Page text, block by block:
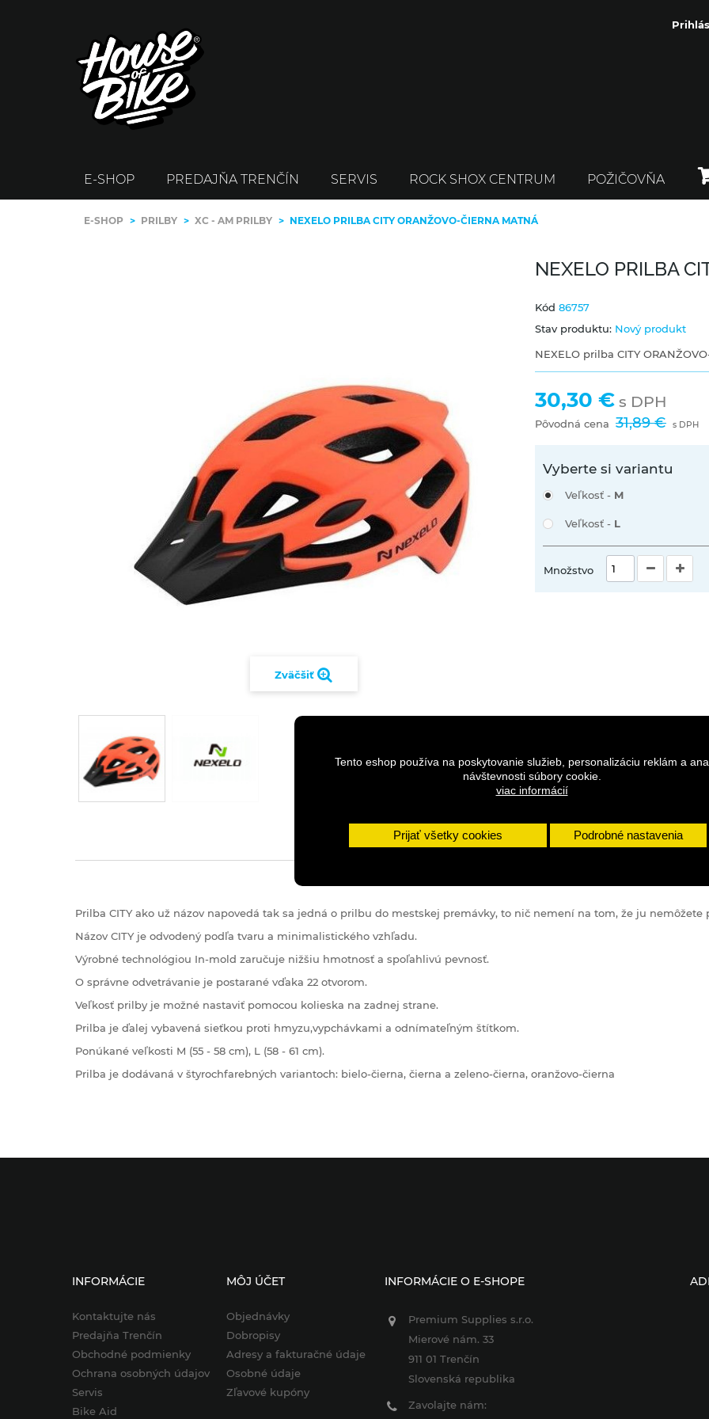
Tento eshop používa na poskytovanie služieb, personalizáciu reklám a
návštevnosti súbory cookie.
viac informácií
Prijať všetky cookies Podrobné nastavenia
E-SHOP PREDAJŇA TRENČÍN SERVIS ROCK SHOX CENTRUM POŽIČOVŇA
E-SHOP > PRILBY > XC - AM PRILBY > NEXELO PRILBA CITY ORANŽOVO-ČIERNA MATNÁ
Zväčšiť
NEXELO PRILBA
Kód 86757
Stav produktu: Nový produkt
NEXELO prilba CITY
30,30 € s DPH
Pôvodná cena 31,89 € s DPH
Vyberte si variantu
Veľkosť - M
Veľkosť - L
Množstvo
Prilba CITY ako už názov napovedá tak sa jedná o prilbu do mestskej premávky, to nič nemení na tom, že ju nemôžete
Názov CITY je odvodený podľa tvaru a minimalistického vzhľadu.
Výrobné technológiou In-mold zaručuje nižšiu hmotnosť a spoľahlivú pevnosť.
O správne odvetrávanie je postarané vďaka 22 otvorom.
Veľkosť prilby je možné nastaviť pomocou kolieska na zadnej strane.
Prilba je ďalej vybavená sieťkou proti hmyzu,vypchávkami a odnímateľným štítkom.
Ponúkané veľkosti M (55 - 58 cm), L (58 - 61 cm).
Prilba je dodávaná v štyrochfarebných variantoch: bielo-čierna, čierna a zeleno-čierna, oranžovo-čierna
INFORMÁCIE
Kontaktujte nás
Predajňa Trenčín
Obchodné podmienky
Ochrana osobných údajov
Servis
Bike Aid
MÔJ ÚČET
Objednávky
Dobropisy
Adresy a fakturačné údaje
Osobné údaje
Zľavové kupóny
INFORMÁCIE O E-SHOPE
Premium Supplies s.r.o.
Mierové nám. 33
911 01 Trenčín
Slovenská republika
Zavolajte nám: